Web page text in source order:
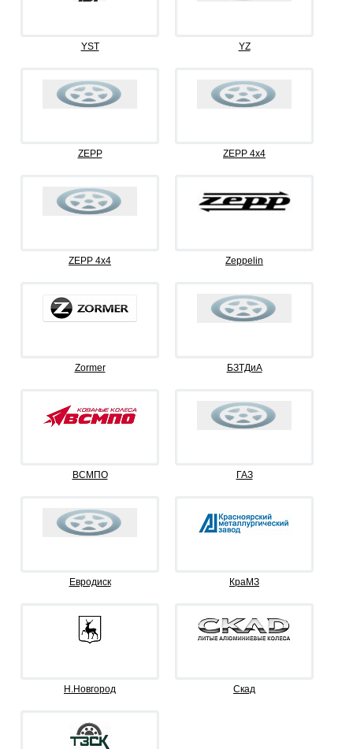
YST YZ
ZEPP ZEPP 4x4
ZEPP 4х4 Zeppelin
Zormer БЗТДиА
ВСМПО ГАЗ
Евродиск КраМЗ
Н.Новгород Скад